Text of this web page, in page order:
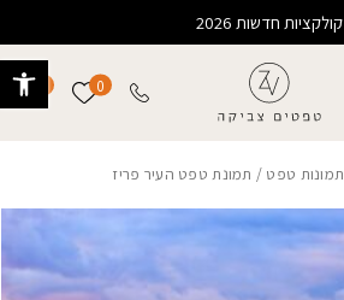
קולקציות חדשות 2026
0 הרשימה
תמונות טפט / תמונת טפט העיר פריז